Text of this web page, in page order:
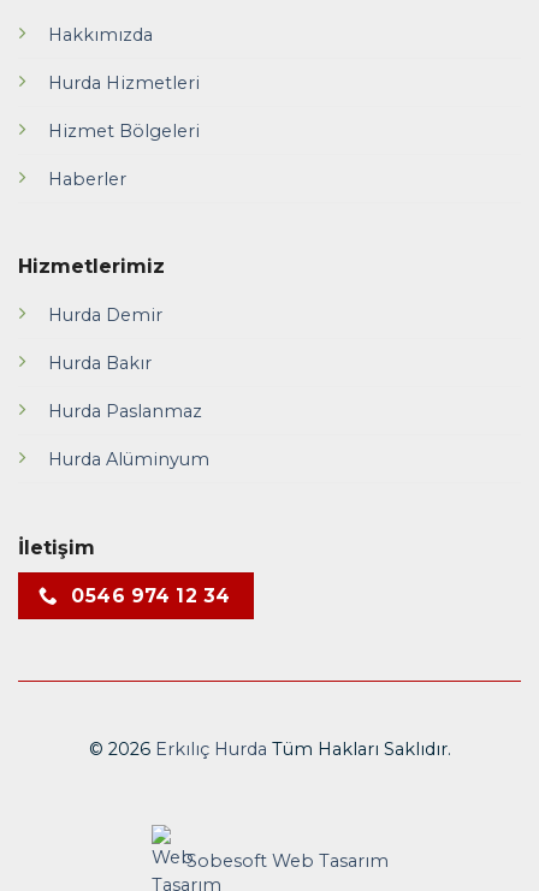
Hakkımızda
Hurda Hizmetleri
Hizmet Bölgeleri
Haberler
Hizmetlerimiz
Hurda Demir
Hurda Bakır
Hurda Paslanmaz
Hurda Alüminyum
İletişim
0546 974 12 34
© 2026 Erkılıç Hurda Tüm Hakları Saklıdır.
Sobesoft Web Tasarım